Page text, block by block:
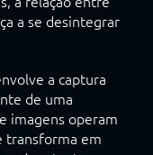
a se desintegrar
a captura
de uma
imagens operam
transforma em